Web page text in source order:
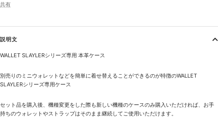
共有
説明文
WALLET SLAYLERシリーズ専用 本革ケース
別売りのミニウォレットなどを簡単に着せ替えることができるのが特徴のWALLET
SLAYLERシリーズ専用ケース
セット品を購入後、機種変更をした際も新しい機種のケースのみ購入いただければ、お手
持ちのウォレットやストラップはそのまま継続してご使用いただけます。